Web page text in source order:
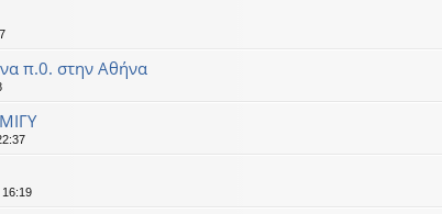
π.0. στην Αθήνα